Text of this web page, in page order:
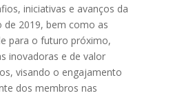
iniciativas e avanços da
2019, bem como as
para o futuro próximo,
inovadoras e de valor
visando o engajamento
dos membros nas